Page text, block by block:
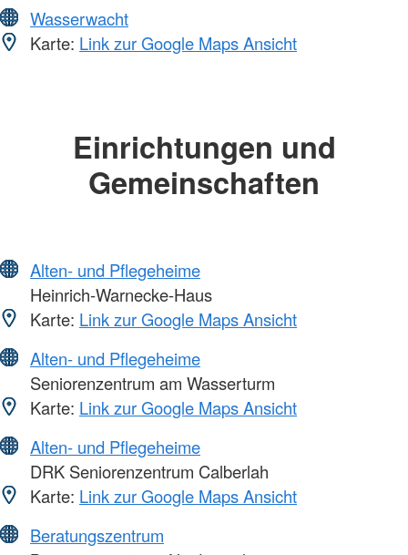
Wasserwacht
Karte: Link zur Google Maps Ansicht
Einrichtungen und
Gemeinschaften
Alten- und Pflegeheime
Heinrich-Warnecke-Haus
Karte: Link zur Google Maps Ansicht
Alten- und Pflegeheime
Seniorenzentrum am Wasserturm
Karte: Link zur Google Maps Ansicht
Alten- und Pflegeheime
DRK Seniorenzentrum Calberlah
Karte: Link zur Google Maps Ansicht
Beratungszentrum